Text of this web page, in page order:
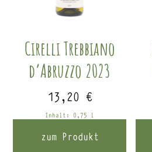
Cirelli Trebbiano
d’Abruzzo 2023
13,20 €
Inhalt: 0,75 l
zum Produkt